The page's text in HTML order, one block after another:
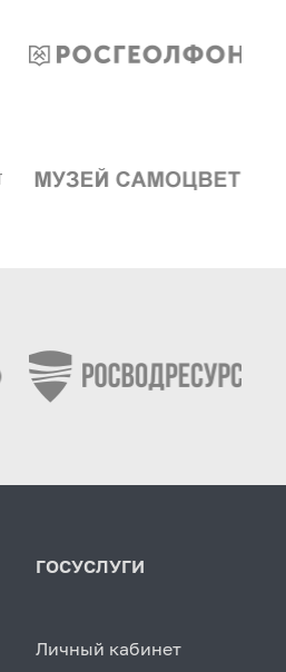
ГОСУСЛУГИ
Личный кабинет